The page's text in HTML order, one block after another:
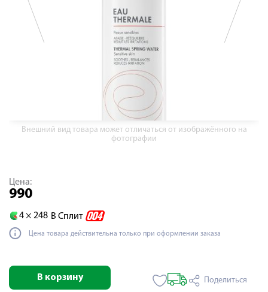
Внешний вид товара может отличаться от изображённого на
фотографии
Цена:
990
4 × 248 В Сплит
Цена товара действительна только при оформлении заказа
В корзину Поделиться